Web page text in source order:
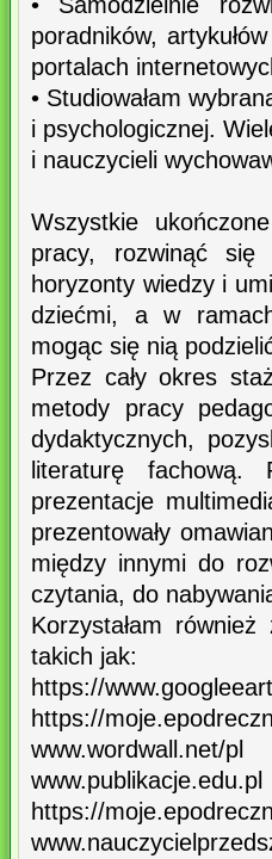
poradników,
portalach
• Studiowałam
i psychologicznej.
i nauczycieli
Wszystkie
pracy, rozwinąć się
horyzonty wiedzy i
dziećmi, a w
mogąc się nią
Przez cały okres
metody pracy
dydaktycznych,
literaturę fachową.
prezentacje
prezentowały
między innymi do
czytania, do
Korzystałam
takich jak:
https://
https://
www.wordwall.net/pl
www.publikacje.edu.pl
https://